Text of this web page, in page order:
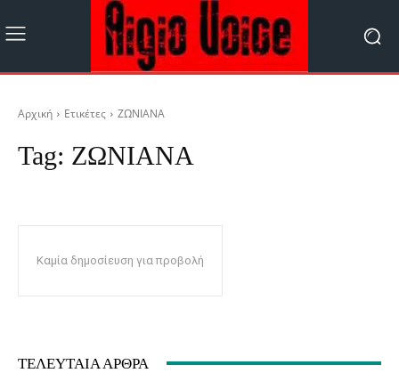
Αρχική Ετικέτες ΖΩΝΙΑΝΑ
Tag: ΖΩΝΙΑΝΑ
Καμία δημοσίευση για προβολή
ΤΕΛΕΥΤΑΊΑ ΆΡΘΡΑ